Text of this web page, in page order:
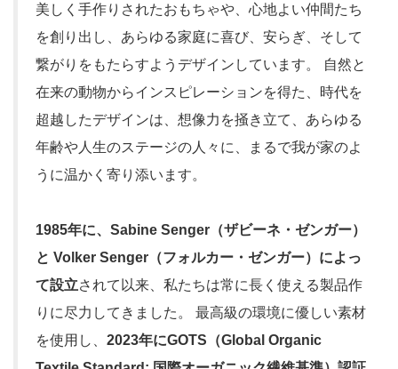
美しく手作りされたおもちゃや、心地よい仲間たち
を創り出し、あらゆる家庭に喜び、安らぎ、そして
繋がりをもたらすようデザインしています。 自然と
在来の動物からインスピレーションを得た、時代を
超越したデザインは、想像力を掻き立て、あらゆる
年齢や人生のステージの人々に、まるで我が家のよ
うに温かく寄り添います。
1985年に、Sabine Senger（ザビーネ・ゼンガー）
と Volker Senger（フォルカー・ゼンガー）によっ
て設立されて以来、私たちは常に長く使える製品作
りに尽力してきました。 最高級の環境に優しい素材
を使用し、 2023年にGOTS（Global Organic